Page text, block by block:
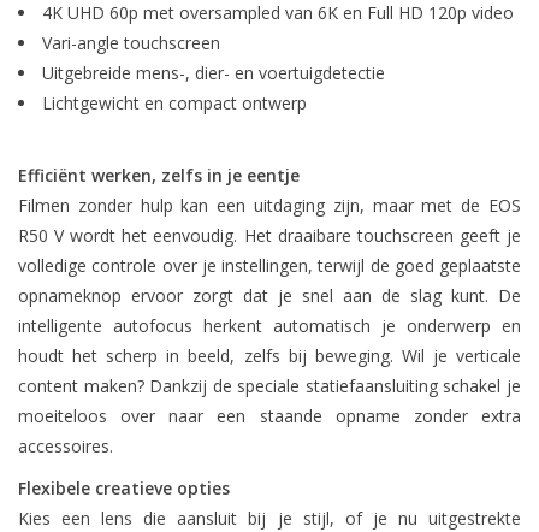
4K UHD 60p met oversampled van 6K en Full HD 120p video
Vari-angle touchscreen
Uitgebreide mens-, dier- en voertuigdetectie
Lichtgewicht en compact ontwerp
Efficiënt werken, zelfs in je eentje
Filmen zonder hulp kan een uitdaging zijn, maar met de EOS
R50 V wordt het eenvoudig. Het draaibare touchscreen geeft je
volledige controle over je instellingen, terwijl de goed geplaatste
opnameknop ervoor zorgt dat je snel aan de slag kunt. De
intelligente autofocus herkent automatisch je onderwerp en
houdt het scherp in beeld, zelfs bij beweging. Wil je verticale
content maken? Dankzij de speciale statiefaansluiting schakel je
moeiteloos over naar een staande opname zonder extra
accessoires.
Flexibele creatieve opties
Kies een lens die aansluit bij je stijl, of je nu uitgestrekte